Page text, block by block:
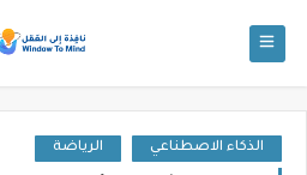
الذكاء الاصطناعي الرياضة